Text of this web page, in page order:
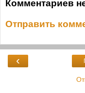
Комментариев
Отправить
‹